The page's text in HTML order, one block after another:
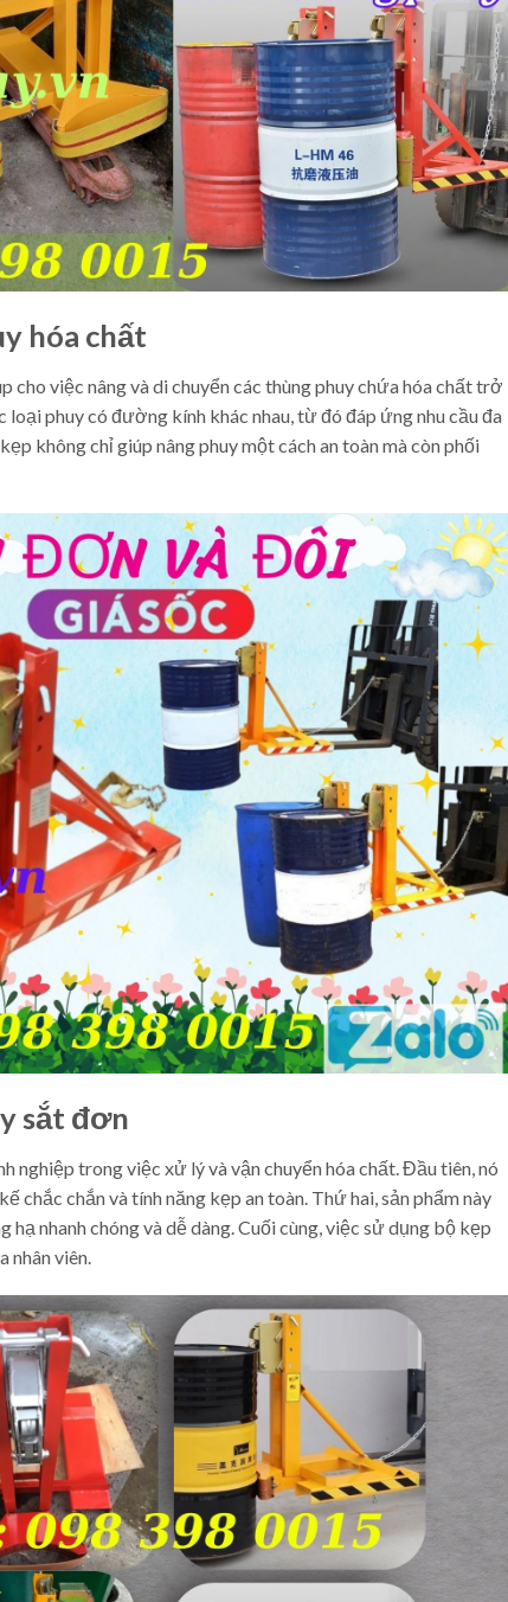
hóa chất
việc nâng và di chuyển các thùng phuy chứa hóa chất trở
phuy có đường kính khác nhau, từ đó đáp ứng nhu cầu đa
không chỉ giúp nâng phuy một cách an toàn mà còn phối
sắt đơn
nghiệp trong việc xử lý và vận chuyển hóa chất. Đầu tiên, nó
chắc chắn và tính năng kẹp an toàn. Thứ hai, sản phẩm này
nhanh chóng và dễ dàng. Cuối cùng, việc sử dụng bộ kẹp
nhân viên.